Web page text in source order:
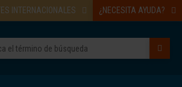
INTERNACIONALES ¿NECESITA AYUDA?